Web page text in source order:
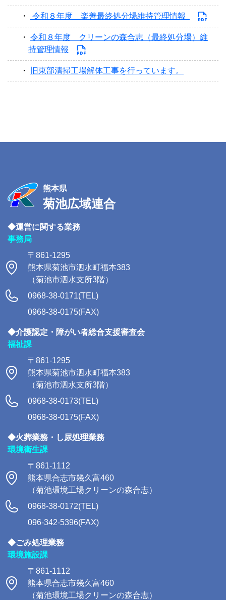
令和８年度 楽善最終処分場維持管理情報
令和８年度 クリーンの森合志（最終処分場）維
持管理情報
旧東部清掃工場解体工事を行っています。
熊本県
菊池広域連合
◆運営に関する業務
事務局
〒861-1295
熊本県菊池市泗水町福本383
（菊池市泗水支所3階）
0968-38-0171(TEL)
0968-38-0175(FAX)
◆介護認定・障がい者総合支援審査会
福祉課
〒861-1295
熊本県菊池市泗水町福本383
（菊池市泗水支所3階）
0968-38-0173(TEL)
0968-38-0175(FAX)
◆火葬業務・し尿処理業務
環境衛生課
〒861-1112
熊本県合志市幾久富460
（菊池環境工場クリーンの森合志）
0968-38-0172(TEL)
096-342-5396(FAX)
◆ごみ処理業務
環境施設課
〒861-1112
熊本県合志市幾久富460
（菊池環境工場クリーンの森合志）